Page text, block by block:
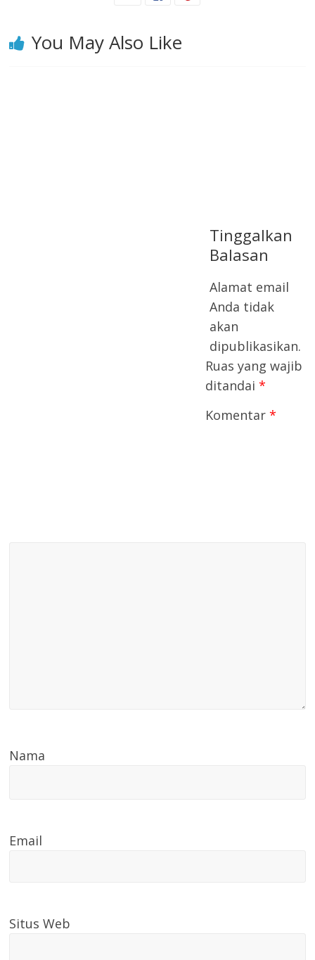
You May Also Like
Tinggalkan
Balasan
Alamat email
Anda tidak
akan
dipublikasikan.
Ruas yang wajib
ditandai*
Komentar*
Nama
Email
Situs Web